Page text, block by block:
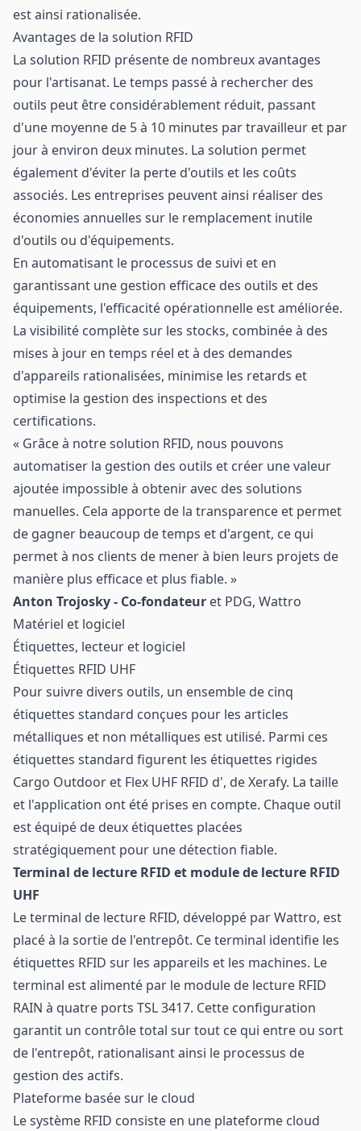
est ainsi rationalisée.
Avantages de la solution RFID
La solution RFID présente de nombreux avantages
pour l'artisanat. Le temps passé à rechercher des
outils peut être considérablement réduit, passant
d'une moyenne de 5 à 10 minutes par travailleur et par
jour à environ deux minutes. La solution permet
également d'éviter la perte d'outils et les coûts
associés. Les entreprises peuvent ainsi réaliser des
économies annuelles sur le remplacement inutile
d'outils ou d'équipements.
En automatisant le processus de suivi et en
garantissant une gestion efficace des outils et des
équipements, l'efficacité opérationnelle est améliorée.
La visibilité complète sur les stocks, combinée à des
mises à jour en temps réel et à des demandes
d'appareils rationalisées, minimise les retards et
optimise la gestion des inspections et des
certifications.
« Grâce à notre solution RFID, nous pouvons
automatiser la gestion des outils et créer une valeur
ajoutée impossible à obtenir avec des solutions
manuelles. Cela apporte de la transparence et permet
de gagner beaucoup de temps et d'argent, ce qui
permet à nos clients de mener à bien leurs projets de
manière plus efficace et plus fiable. »
Anton Trojosky - Co-fondateur et PDG, Wattro
Matériel et logiciel
Étiquettes, lecteur et logiciel
Étiquettes RFID UHF
Pour suivre divers outils, un ensemble de cinq
étiquettes standard conçues pour les articles
métalliques et non métalliques est utilisé. Parmi ces
étiquettes standard figurent les étiquettes rigides
Cargo Outdoor et Flex UHF RFID d', de Xerafy. La taille
et l'application ont été prises en compte. Chaque outil
est équipé de deux étiquettes placées
stratégiquement pour une détection fiable.
Terminal de lecture RFID et module de lecture RFID
UHF
Le terminal de lecture RFID, développé par Wattro, est
placé à la sortie de l'entrepôt. Ce terminal identifie les
étiquettes RFID sur les appareils et les machines. Le
terminal est alimenté par le module de lecture RFID
RAIN à quatre ports TSL 3417. Cette configuration
garantit un contrôle total sur tout ce qui entre ou sort
de l'entrepôt, rationalisant ainsi le processus de
gestion des actifs.
Plateforme basée sur le cloud
Le système RFID consiste en une plateforme cloud